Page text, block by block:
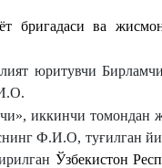
бригадаси ва
юритувчи
иккинчи томондан
Ф.И.О, туғилган
Ўзбекистон